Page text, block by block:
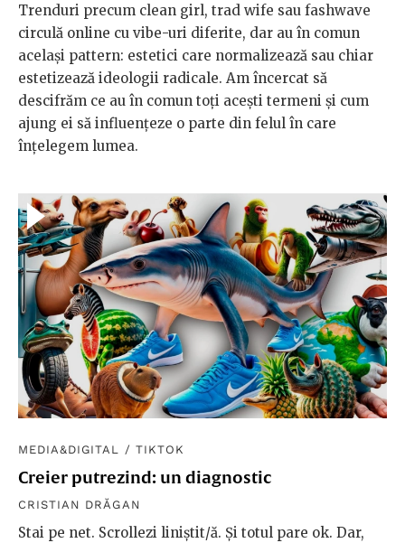
Trenduri precum clean girl, trad wife sau fashwave
circulă online cu vibe-uri diferite, dar au în comun
același pattern: estetici care normalizează sau chiar
estetizează ideologii radicale. Am încercat să
descifrăm ce au în comun toți acești termeni și cum
ajung ei să influențeze o parte din felul în care
înțelegem lumea.
MEDIA&DIGITAL / TIKTOK
Creier putrezind: un diagnostic
CRISTIAN DRĂGAN
Stai pe net. Scrollezi liniștit/ă. Și totul pare ok. Dar,